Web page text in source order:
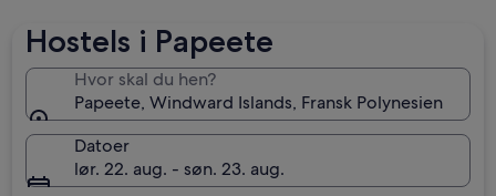
Hostels i Papeete
Hvor skal du hen?
Papeete, Windward Islands, Fransk Polynesien
Datoer
lør. 22. aug. - søn. 23. aug.